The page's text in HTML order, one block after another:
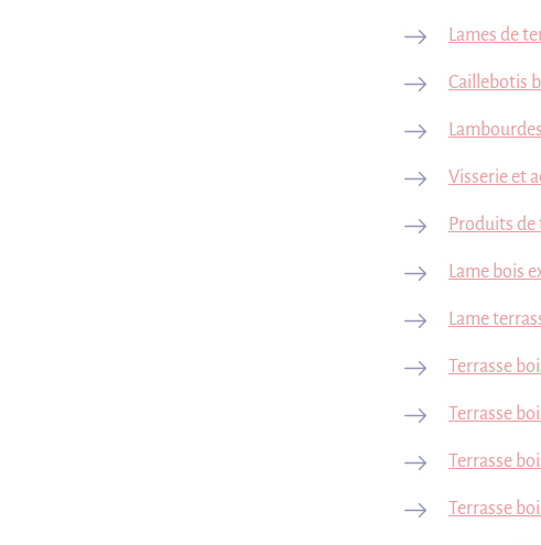
Lames de
Caillebotis
Lambourdes
Visserie et
Produits
Lame bois
Lame
Terrasse
Terrasse
Terrasse
Terrasse